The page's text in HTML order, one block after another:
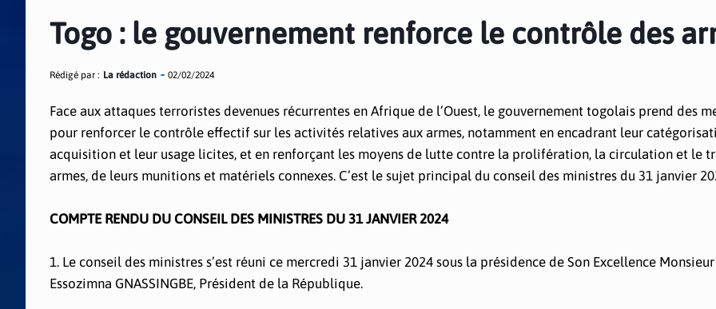
Togo : le gouvernement renforce le contrôle des
Rédigé par : La rédaction 02/02/2024
Face aux attaques terroristes devenues récurrentes en Afrique de l’Ouest, le gouvernement togolais prend des
pour renforcer le contrôle effectif sur les activités relatives aux armes, notamment en encadrant leur
acquisition et leur usage licites, et en renforçant les moyens de lutte contre la prolifération, la circulation et le
armes, de leurs munitions et matériels connexes. C’est le sujet principal du conseil des ministres du 31 janvier
COMPTE RENDU DU CONSEIL DES MINISTRES DU 31 JANVIER 2024
1. Le conseil des ministres s’est réuni ce mercredi 31 janvier 2024 sous la présidence de Son Excellence
Essozimna GNASSINGBE, Président de la République.